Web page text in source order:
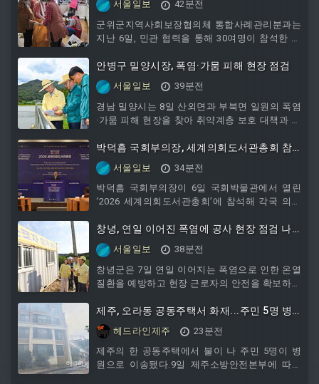
서울일보
42분전
군위군지역사회보장협의체 통합사례관리분과는
지난 6일, 민관 협력을 통해 30여명이 참석한 가
사를 실시하였다.이번 봉사활동은 군위지역자활
센터, 어울림청년연합회, 후원회와 협력하여 기
존 복지제도로 지원받지 못하는 사각지대 가구를
대상으로 진행하였고, 실내 청소를 통해 집 안에
쌓인 생활쓰레기 및 폐기물을 수거하여 대상자의
봉사 실시 전, 군위군지역사회보장협의체 분과
지원사업으로 폭염대비를 위한 에어컨 설치를 지
원하였다.협의
안병구 밀양시장, 폭염·가뭄 피해 현장 점검
서울일보
39분전
경남 밀양시는 8일 산외면과 부북면 일원의 폭염
·가뭄 피해 현장을 찾아 취약계층 보호 대책과 농
먼저 산외면 본촌경로당을 찾아 냉방시설 운영
상태를 확인하고, 무더위쉼터를 이용하는 어르신
들의 건강 상태와 불편 사항을 살폈다. 이어 폭염
취약계층의 주거환경 개선을 위해 산봉우리봉사
회가 세면장과 화장실을 설치하고 있는 봉사 현
날씨 속 봉사자들을 격려했다.오후에는 부북면
전사포리의 포도 재배 농가를 찾아 지속된 폭염
과 가뭄
박덕흠 국회부의장, 세계의회도서관총회 참
석…“AI 시대 사실 확인 중요”
서울일보
34분전
박덕흠 국회부의장이 6일 국회박물관에서 열린
‘2026 세계의회도서관총회’에 참석해 각국 의회
다.국회도서관과 국제도서관협회연맹 의회도서
관 및 조사서비스 분과가 공동 주최한 이번 총회
에는 35개국에서 약 120명의 의회도서관 관계자
들이 참석했다. 참가자들은 ‘진실, 신뢰, 그리고
변화: 의회도서관 및 조사서비스의 역할 재정
의 역할과 공동 과제를 논의
창녕, 연일 이어진 폭염에 공사 현장 점검 나
서
서울일보
38분전
창녕군은 7일 연일 이어지는 폭염으로 인한 온열
질환을 예방하고 현장 근로자의 안전을 확보하기
다. 점검은 기록적인 폭염특보가 지속되는 가운
데 옥외 작업자들의 건강 보호 조치 이행 여부를
직접 살피고 현장의 목소리를 듣기 위해 마련됐
다.이날 성낙인 군수는 거남지구 및 도동지구 자
연재해위험지구 개선지구 정비사업 현장을 방문
제주, 오라동 공동주택서 화재...주민 5명 병
원 이송헤드라인제주
23분전
제주의 한 공동주택에서 불이 나 주민 5명이 병
원으로 이송됐다.9일 제주소방안전본부에 따르